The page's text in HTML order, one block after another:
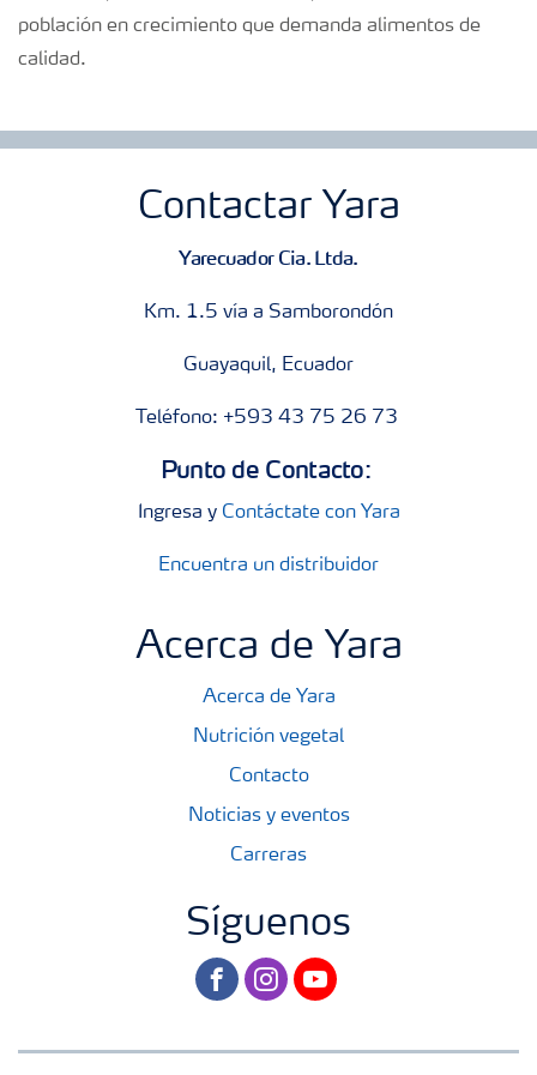
población en crecimiento que demanda alimentos de
calidad.
Contactar Yara
Yarecuador Cia. Ltda.
Km. 1.5 vía a Samborondón
Guayaquil, Ecuador
Teléfono: +593 43 75 26 73
Punto de Contacto:
Ingresa y Contáctate con Yara
Encuentra un distribuidor
Acerca de Yara
Acerca de Yara
Nutrición vegetal
Contacto
Noticias y eventos
Carreras
Síguenos
facebookinstagram
youtube